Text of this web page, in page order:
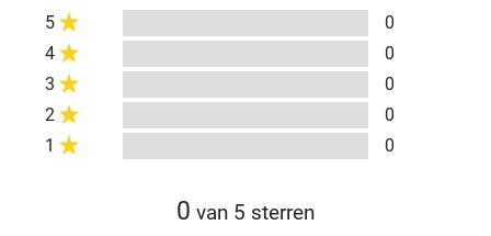
5
0
4
0
3
0
2
0
1
0
0 van 5 sterren